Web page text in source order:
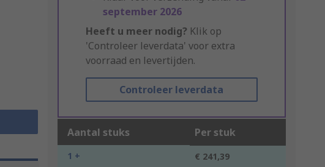
september 2026
Heeft u meer nodig? Klik op
'Controleer leverdata' voor extra
voorraad en levertijden.
Controleer leverdata
Aantal stuks Per stuk
1 + € 241,39